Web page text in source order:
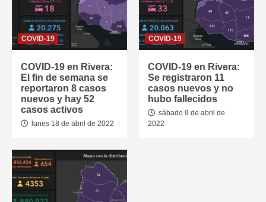
COVID-19
COVID-19 en Rivera:
El fin de semana se
reportaron 8 casos
nuevos y hay 52
casos activos
lunes 18 de abril de 2022
COVID-19
COVID-19 en Rivera:
Se registraron 11
casos nuevos y no
hubo fallecidos
sábado 9 de abril de
2022